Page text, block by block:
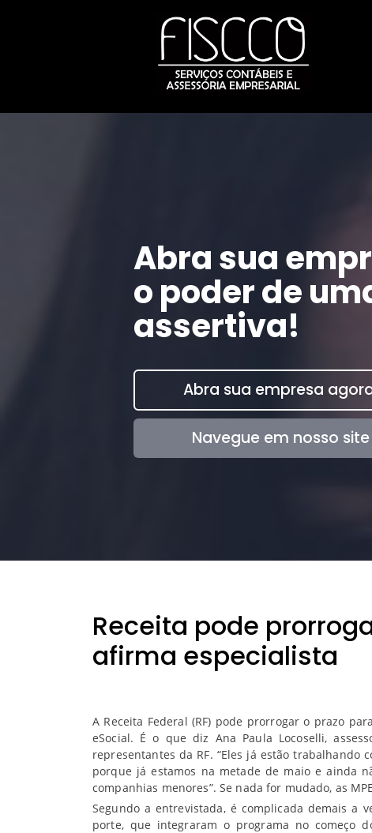
Abra sua
o poder de
assertiva!
Abra sua empresa
Navegue em nosso site
Receita pode
afirma especialista
A Receita Federal (RF) pode prorrogar o prazo
eSocial. É o que diz Ana Paula Locoselli,
representantes da RF. “Eles já estão trabalhando
porque já estamos na metade de maio e ainda
companhias menores”. Se nada for mudado, as
Segundo a entrevistada, é complicada demais a
porte, que integraram o programa no começo